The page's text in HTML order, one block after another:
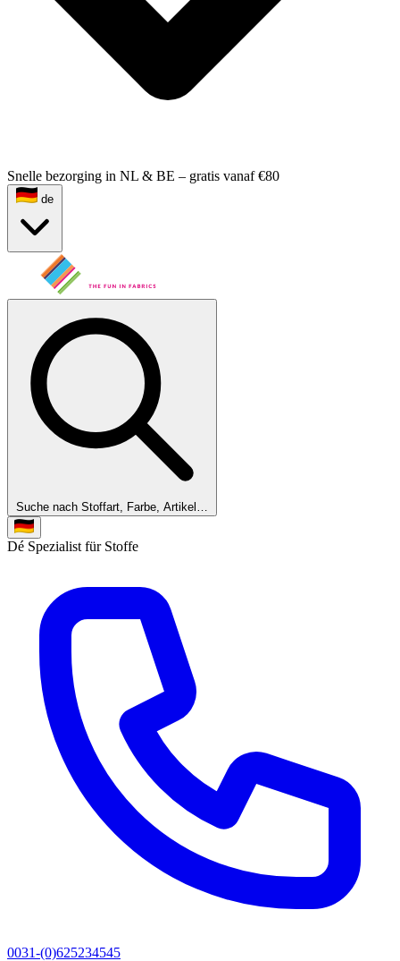
Snelle bezorging in NL & BE – gratis vanaf €80
de
Suche nach Stoffart, Farbe, Artikel…
Dé Spezialist für Stoffe
0031-(0)625234545